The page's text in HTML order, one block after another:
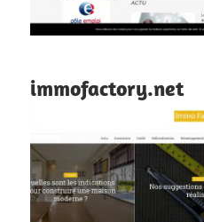
immofactory.net